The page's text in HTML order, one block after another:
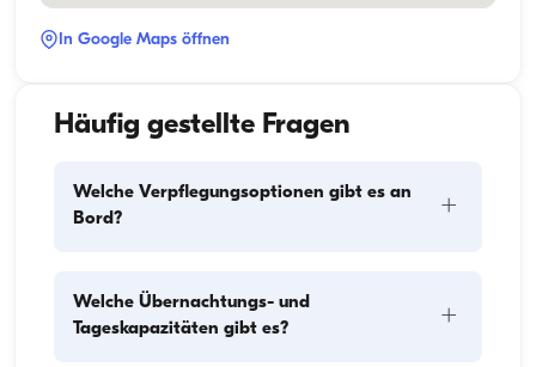
In Google Maps öffnen
Häufig gestellte Fragen
Welche Verpflegungsoptionen gibt es an
Bord?
+
Hauptkomponenten: dem Einkauf der Vorräte und
der Zubereitung der Mahlzeiten. Die Gäste können
Welche Übernachtungs- und
Tageskapazitäten gibt es?
+